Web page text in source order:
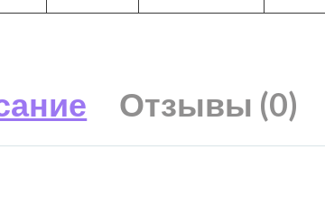
Отзывы (0)